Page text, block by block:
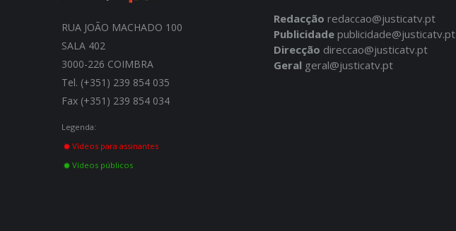
RUA JOÃO MACHADO 100
SALA 402
3000-226 COIMBRA
Tel. (+351) 239 854 035
Fax (+351) 239 854 034
Legenda:
Vídeos para assinantes
Vídeos públicos
Redacção redaccao@justicatv.pt
Publicidade publicidade@justicatv.pt
Direcção direccao@justicatv.pt
Geral geral@justicatv.pt